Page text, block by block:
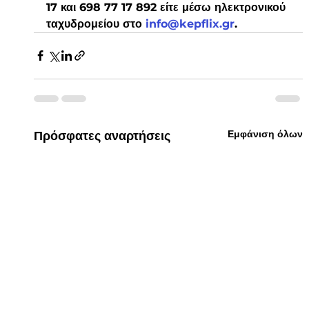
17 και 698 77 17 892 είτε μέσω ηλεκτρονικού
ταχυδρομείου στο info@kepflix.gr.
Πρόσφατες αναρτήσεις Εμφάνιση όλων